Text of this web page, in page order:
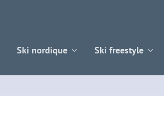
Ski nordique Ski freestyle